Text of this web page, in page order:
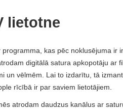
lietotne
kas pēc noklusējuma ir
digitālā satura apkopotāju ar
un vēlmēm. Lai to izdarītu, tā
rīcībā ir par saviem lietotājiem.
atrodam daudzus kanālus ar